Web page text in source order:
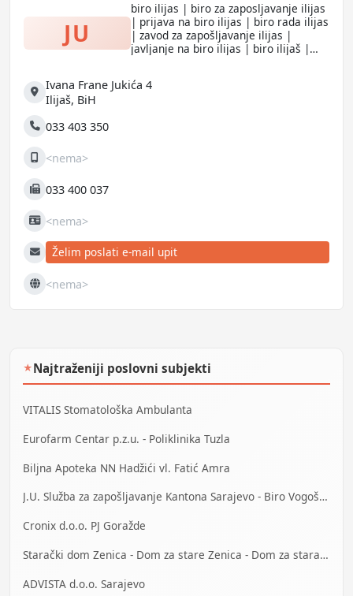
JU
biro ilijas | biro za zaposljavanje ilijas
| prijava na biro ilijas | biro rada ilijas
| zavod za zapošljavanje ilijas |
javljanje na biro ilijas | biro ilijaš |
Adresa
Ivana Frane Jukića 4
Ilijaš, BiH
Telefon033 403 350
Mobilni<nema>
Fax 033 400 037
JIB <nema>
E-mailŽelim poslati e-mail upit
Web <nema>
★Najtraženiji poslovni subjekti
VITALIS Stomatološka Ambulanta
Eurofarm Centar p.z.u. - Poliklinika Tuzla
Biljna Apoteka NN Hadžići vl. Fatić Amra
J.U. Služba za zapošljavanje Kantona Sarajevo - Biro Vogošća
Cronix d.o.o. PJ Goražde
Starački dom Zenica - Dom za stare Zenica - Dom za stara lica Zenica
ADVISTA d.o.o. Sarajevo